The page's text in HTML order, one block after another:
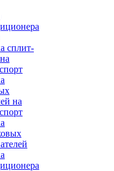
сплит-
на